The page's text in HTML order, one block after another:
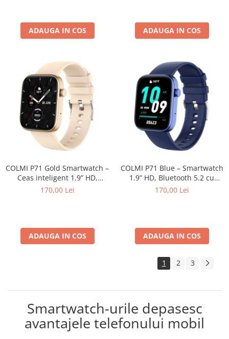
Waterproof
ADAUGA IN COS ADAUGA IN COS
COLMI P71 Gold Smartwatch –
Ceas inteligent 1.9” HD,
Apeluri Bluetooth, Voice
170,00 Lei
ADAUGA IN COS
COLMI P71 Blue – Smartwatch
1.9” HD, Bluetooth 5.2 cu
Apeluri și Asistent Vocal,
170,00 Lei
ADAUGA IN COS
1 2 3
Smartwatch-urile depasesc
avantajele telefonului mobil